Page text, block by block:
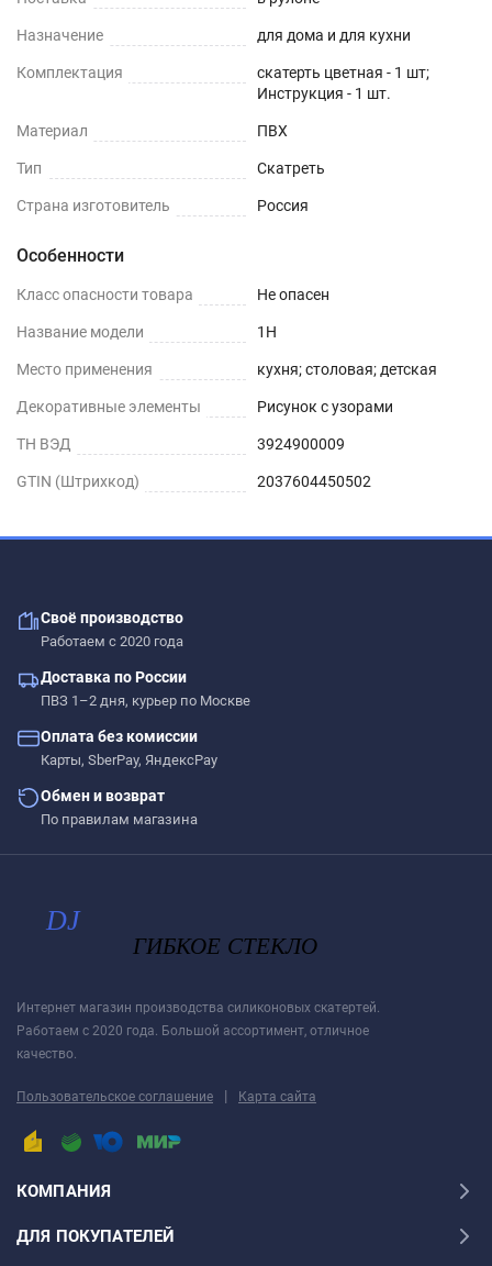
Назначение для дома и для кухни
Комплектация
скатерть цветная - 1 шт;
Инструкция - 1 шт.
Материал ПВХ
Тип Скатреть
Страна изготовитель Россия
Особенности
Класс опасности товара Не опасен
Название модели 1H
Место применения кухня; столовая; детская
Декоративные элементы Рисунок с узорами
ТН ВЭД 3924900009
GTIN (Штрихкод) 2037604450502
Своё производство
Работаем с 2020 года
Доставка по России
ПВЗ 1–2 дня, курьер по Москве
Оплата без комиссии
Карты, SberPay, ЯндексPay
Обмен и возврат
По правилам магазина
Интернет магазин производства силиконовых скатертей.
Работаем с 2020 года. Большой ассортимент, отличное
качество.
Пользовательское соглашение | Карта сайта
КОМПАНИЯ
ДЛЯ ПОКУПАТЕЛЕЙ